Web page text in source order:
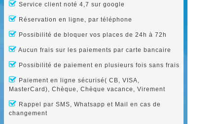
Service client noté 4,7 sur google
Réservation en ligne, par téléphone
Possibilité de bloquer vos places de 24h à 72h
Aucun frais sur les paiements par carte bancaire
Possibilité de paiement en plusieurs fois sans frais
Paiement en ligne sécurisé( CB, VISA,
MasterCard), Chèque, Chèque vacance, Virement
Rappel par SMS, Whatsapp et Mail en cas de
changement